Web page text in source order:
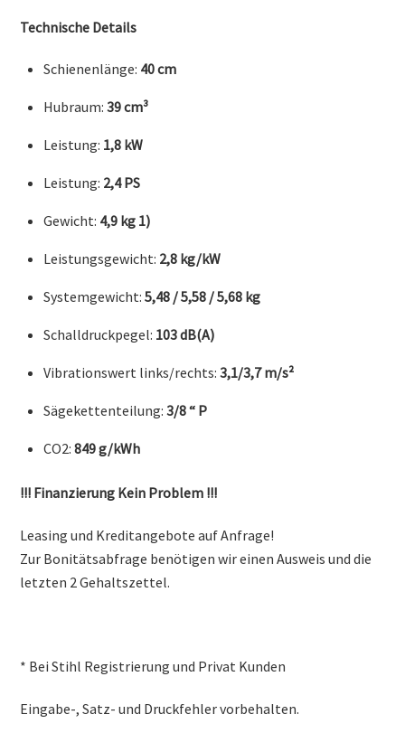
Technische Details
Schienenlänge: 40 cm
Hubraum: 39 cm³
Leistung: 1,8 kW
Leistung: 2,4 PS
Gewicht: 4,9 kg 1)
Leistungsgewicht: 2,8 kg/kW
Systemgewicht: 5,48 / 5,58 / 5,68 kg
Schalldruckpegel: 103 dB(A)
Vibrationswert links/rechts: 3,1/3,7 m/s²
Sägekettenteilung: 3/8 “ P
CO2: 849 g/kWh
!!! Finanzierung Kein Problem !!!
Leasing und Kreditangebote auf Anfrage!
Zur Bonitätsabfrage benötigen wir einen Ausweis und die
letzten 2 Gehaltszettel.
* Bei Stihl Registrierung und Privat Kunden
Eingabe-, Satz- und Druckfehler vorbehalten.